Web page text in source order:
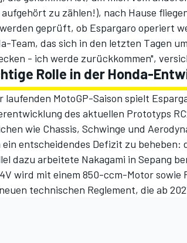
aufgehört zu zählen!), nach Hause
geprüft, ob Espargaro operiert
Team, das sich in den letzten Tagen
- ich werde zurückkommen",
Rolle in der Honda-
laufenden MotoGP-Saison spielt
des aktuellen Prototyps
wie Chassis, Schwinge und
ein entscheidendes Defizit zu beheben:
dazu arbeitete Nakagami in Sepang
wird mit einem 850-ccm-Motor
technischen Reglement, die ab